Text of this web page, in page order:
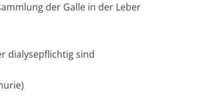
der Galle in der Leber
dialysepflichtig sind